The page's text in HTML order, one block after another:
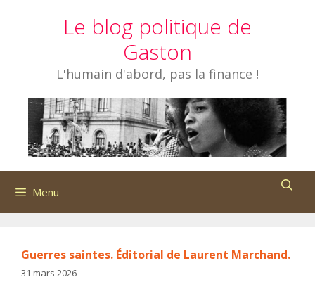
Le blog politique de
Gaston
L'humain d'abord, pas la finance !
Menu
Guerres saintes. Éditorial de Laurent Marchand.
31 mars 2026